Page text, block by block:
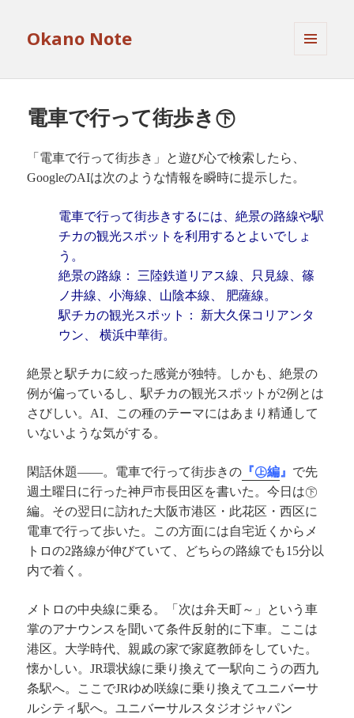
Okano Note
ーとウ
電車で行って街歩き㊦
「電車で行って街歩き」と遊び心で検索したら、
GoogleのAIは次のような情報を瞬時に提示した。
電車で行って街歩きするには、絶景の路線や駅
チカの観光スポットを利用するとよいでしょ
う。
絶景の路線：三陸鉄道リアス線、只見線、篠
ノ井線、小海線、山陰本線、 肥薩線。
駅チカの観光スポット： 新大久保コリアンタ
ウン、 横浜中華街。
絶景と駅チカに絞った感覚が独特。しかも、絶景の
例が偏っているし、駅チカの観光スポットが2例とは
さびしい。AI、この種のテーマにはあまり精通して
いないような気がする。
閑話休題――。電車で行って街歩きの 『㊤編』 で先
週土曜日に行った神戸市長田区を書いた。今日は㊦
編。その翌日に訪れた大阪市港区・此花区・西区に
電車で行って歩いた。この方面には自宅近くからメ
トロの2路線が伸びていて、どちらの路線でも15分以
内で着く。
メトロの中央線に乗る。「次は弁天町～」という車
掌のアナウンスを聞いて条件反射的に下車。ここは
港区。大学時代、親戚の家で家庭教師をしていた。
懐かしい。JR環状線に乗り換えて一駅向こうの西九
条駅へ。ここでJRゆめ咲線に乗り換えてユニバーサ
ルシティ駅へ。ユニバーサルスタジオジャパン